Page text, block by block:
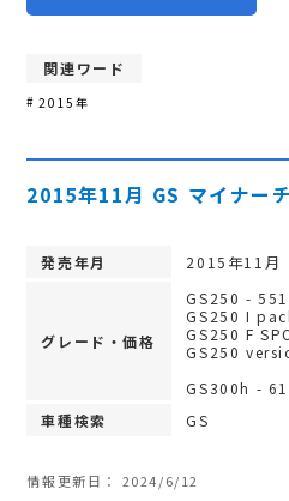
関連ワード
2015年
2015年11月 GS マイナー
発売年月 2015年11月
グレード・価格
GS250 -
GS250 I
GS250 F
GS250
GS300h -
車種検索
GS
情報更新日： 2024/6/12